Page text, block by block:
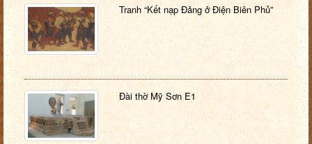
Tranh “Kết nạp Đảng ở Điện Biên Phủ”
Đài thờ Mỹ Sơn E1